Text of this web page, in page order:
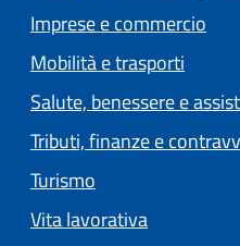
Imprese e commercio
Mobilità e trasporti
Salute, benessere e
Tributi, finanze e
Turismo
Vita lavorativa